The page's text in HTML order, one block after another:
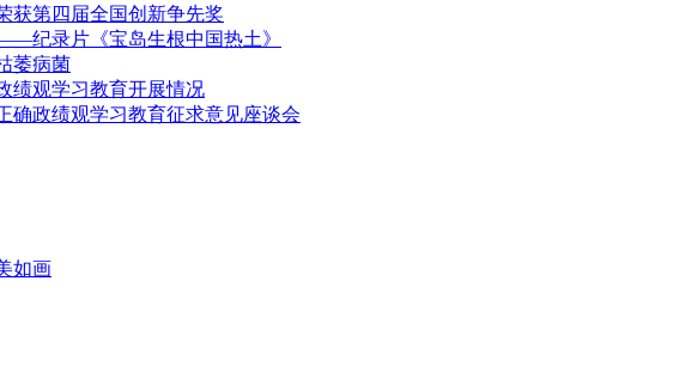
获第四届全国创新争先奖
纪录片《宝岛生根中国热土》
萎病菌
绩观学习教育开展情况
确政绩观学习教育征求意见座谈会
如画